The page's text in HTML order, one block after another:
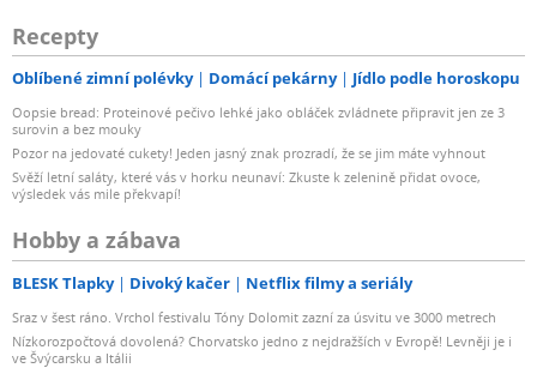
Recepty
Oblíbené zimní polévky Domácí pekárny Jídlo podle horoskopu
Oopsie bread: Proteinové pečivo lehké jako obláček zvládnete připravit jen ze 3
surovin a bez mouky
Pozor na jedovaté cukety! Jeden jasný znak prozradí, že se jim máte vyhnout
Svěží letní saláty, které vás v horku neunaví: Zkuste k zelenině přidat ovoce,
výsledek vás mile překvapí!
Hobby a zábava
BLESK Tlapky Divoký kačer Netflix filmy a seriály
Sraz v šest ráno. Vrchol festivalu Tóny Dolomit zazní za úsvitu ve 3000 metrech
Nízkorozpočtová dovolená? Chorvatsko jedno z nejdražších v Evropě! Levněji je i
ve Švýcarsku a Itálii